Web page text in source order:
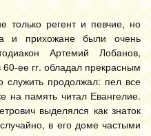
только регент и певчие, но
и прихожане были очень
Артемий Лобанов,
ее гг. обладал прекрасным
продолжал: пел все
на память читал Евангелие.
выделялся как знаток
в его доме частыми